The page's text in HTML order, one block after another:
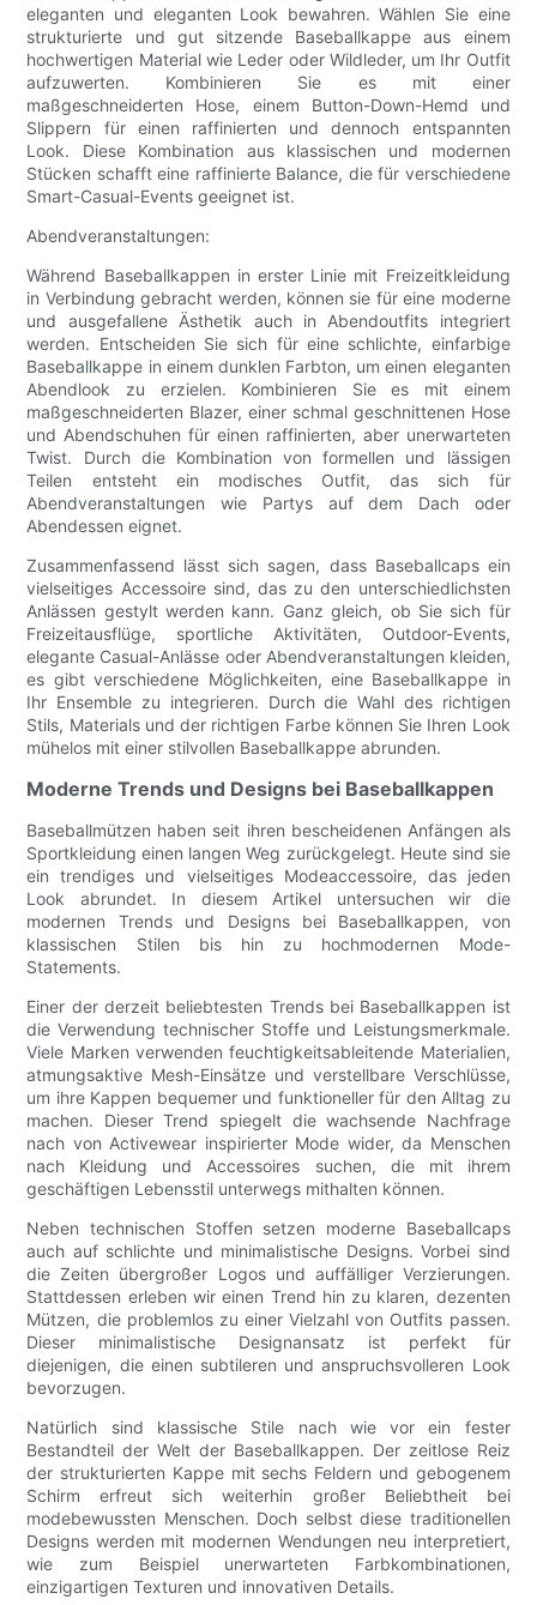
eleganten und eleganten Look bewahren. Wählen Sie eine
strukturierte und gut sitzende Baseballkappe aus einem
hochwertigen Material wie Leder oder Wildleder, um Ihr Outfit
aufzuwerten. Kombinieren Sie es mit einer
maßgeschneiderten Hose, einem Button-Down-Hemd und
Slippern für einen raffinierten und dennoch entspannten
Look. Diese Kombination aus klassischen und modernen
Stücken schafft eine raffinierte Balance, die für verschiedene
Smart-Casual-Events geeignet ist.
Abendveranstaltungen:
Während Baseballkappen in erster Linie mit Freizeitkleidung
in Verbindung gebracht werden, können sie für eine moderne
und ausgefallene Ästhetik auch in Abendoutfits integriert
werden. Entscheiden Sie sich für eine schlichte, einfarbige
Baseballkappe in einem dunklen Farbton, um einen eleganten
Abendlook zu erzielen. Kombinieren Sie es mit einem
maßgeschneiderten Blazer, einer schmal geschnittenen Hose
und Abendschuhen für einen raffinierten, aber unerwarteten
Twist. Durch die Kombination von formellen und lässigen
Teilen entsteht ein modisches Outfit, das sich für
Abendveranstaltungen wie Partys auf dem Dach oder
Abendessen eignet.
Zusammenfassend lässt sich sagen, dass Baseballcaps ein
vielseitiges Accessoire sind, das zu den unterschiedlichsten
Anlässen gestylt werden kann. Ganz gleich, ob Sie sich für
Freizeitausflüge, sportliche Aktivitäten, Outdoor-Events,
elegante Casual-Anlässe oder Abendveranstaltungen kleiden,
es gibt verschiedene Möglichkeiten, eine Baseballkappe in
Ihr Ensemble zu integrieren. Durch die Wahl des richtigen
Stils, Materials und der richtigen Farbe können Sie Ihren Look
mühelos mit einer stilvollen Baseballkappe abrunden.
Moderne Trends und Designs bei Baseballkappen
Baseballmützen haben seit ihren bescheidenen Anfängen als
Sportkleidung einen langen Weg zurückgelegt. Heute sind sie
ein trendiges und vielseitiges Modeaccessoire, das jeden
Look abrundet. In diesem Artikel untersuchen wir die
modernen Trends und Designs bei Baseballkappen, von
klassischen Stilen bis hin zu hochmodernen Mode-
Statements.
Einer der derzeit beliebtesten Trends bei Baseballkappen ist
die Verwendung technischer Stoffe und Leistungsmerkmale.
Viele Marken verwenden feuchtigkeitsableitende Materialien,
atmungsaktive Mesh-Einsätze und verstellbare Verschlüsse,
um ihre Kappen bequemer und funktioneller für den Alltag zu
machen. Dieser Trend spiegelt die wachsende Nachfrage
nach von Activewear inspirierter Mode wider, da Menschen
nach Kleidung und Accessoires suchen, die mit ihrem
geschäftigen Lebensstil unterwegs mithalten können.
Neben technischen Stoffen setzen moderne Baseballcaps
auch auf schlichte und minimalistische Designs. Vorbei sind
die Zeiten übergroßer Logos und auffälliger Verzierungen.
Stattdessen erleben wir einen Trend hin zu klaren, dezenten
Mützen, die problemlos zu einer Vielzahl von Outfits passen.
Dieser minimalistische Designansatz ist perfekt für
diejenigen, die einen subtileren und anspruchsvolleren Look
bevorzugen.
Natürlich sind klassische Stile nach wie vor ein fester
Bestandteil der Welt der Baseballkappen. Der zeitlose Reiz
der strukturierten Kappe mit sechs Feldern und gebogenem
Schirm erfreut sich weiterhin großer Beliebtheit bei
modebewussten Menschen. Doch selbst diese traditionellen
Designs werden mit modernen Wendungen neu interpretiert,
wie zum Beispiel unerwarteten Farbkombinationen,
einzigartigen Texturen und innovativen Details.